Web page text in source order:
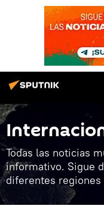
Todas las noticias
informativo. Sigue
diferentes regiones